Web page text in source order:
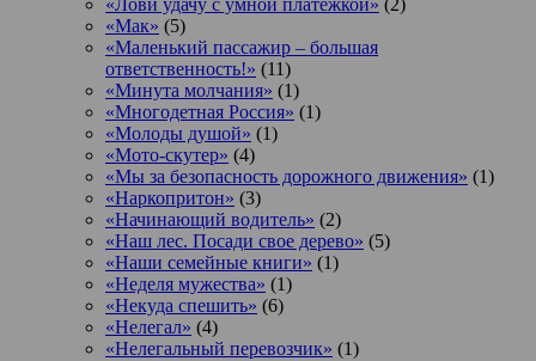
«Мак» (5)
«Маленький пассажир – большая
ответственность!» (11)
«Минута молчания» (1)
«Многодетная Россия» (1)
«Молоды душой» (1)
«Мото-скутер» (4)
«Мы за безопасность дорожного движения» (1)
«Наркопритон» (3)
«Начинающий водитель» (2)
«Наш лес. Посади свое дерево» (5)
«Наши семейные книги» (1)
«Неделя мужества» (1)
«Некуда спешить» (6)
«Нелегал» (4)
«Нелегальный перевозчик» (1)